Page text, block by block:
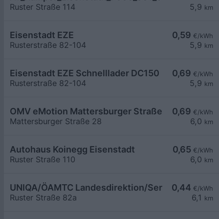
5,9 km
Ruster Straße 114
0,59 €/kWh
5,9 km
Eisenstadt EZE
Rusterstraße 82-104
0,69 €/kWh
5,9 km
Eisenstadt EZE Schnelllader DC150
Rusterstraße 82-104
0,69 €/kWh
6,0 km
OMV eMotion Mattersburger Straße 28
Mattersburger Straße 28
0,65 €/kWh
6,0 km
Autohaus Koinegg Eisenstadt
Ruster Straße 110
0,44 €/kWh
6,1 km
UNIQA/ÖAMTC Landesdirektion/ServiceCenter
Ruster Straße 82a